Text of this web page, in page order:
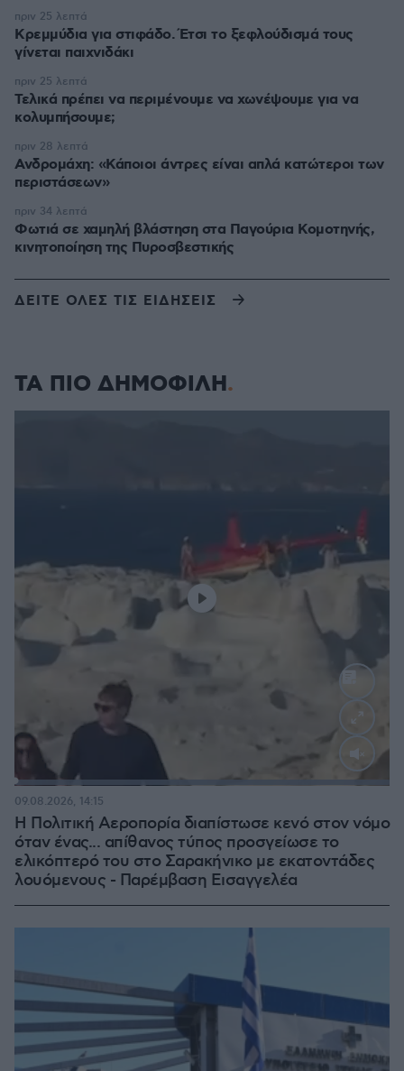
Κρεμμύδια για στιφάδο. Έτσι το ξεφλούδισμά τους
γίνεται παιχνιδάκι
πριν 25 λεπτά
Τελικά πρέπει να περιμένουμε να χωνέψουμε για να
κολυμπήσουμε;
πριν 25 λεπτά
Ανδρομάχη: «Κάποιοι άντρες είναι απλά κατώτεροι των
περιστάσεων»
πριν 28 λεπτά
Φωτιά σε χαμηλή βλάστηση στα Παγούρια Κομοτηνής,
κινητοποίηση της Πυροσβεστικής
πριν 34 λεπτά
ΔΕΙΤΕ ΟΛΕΣ ΤΙΣ ΕΙΔΗΣΕΙΣ
ΤΑ ΠΙΟ ΔΗΜΟΦΙΛΗ
:
Η Πολιτική Αεροπορία διαπίστωσε κενό στον νόμο
όταν ένας... απίθανος τύπος προσγείωσε το
ελικόπτερό του στο Σαρακήνικο με εκατοντάδες
λουόμενους - Παρέμβαση Εισαγγελέα
09.08.2026, 14:15